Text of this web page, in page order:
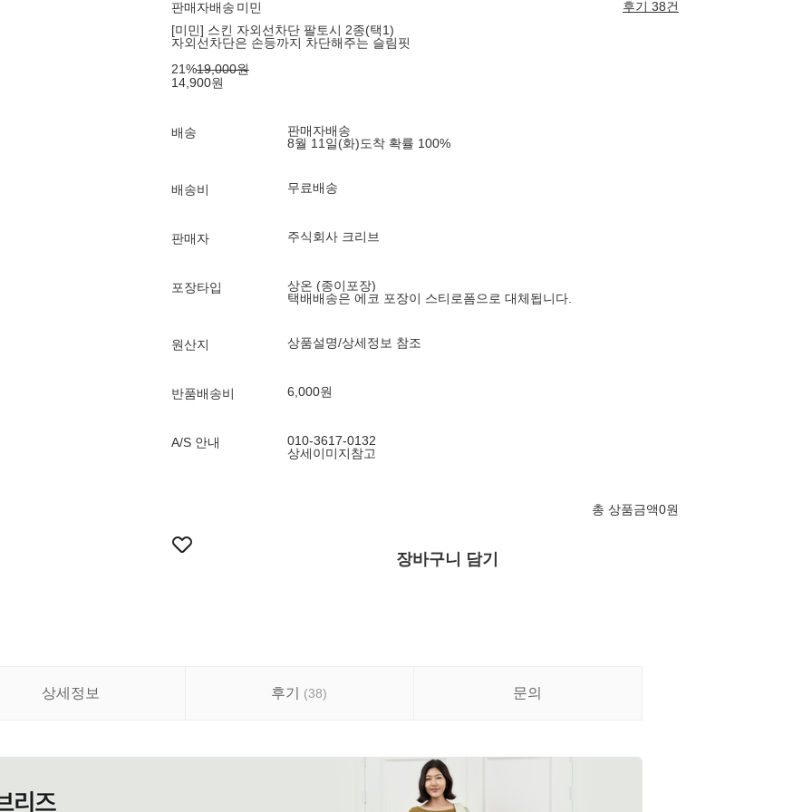
판매자배송 미민
후기 38건
[미민] 스킨 자외선차단 팔토시 2종(택1)
자외선차단은 손등까지 차단해주는 슬림핏
21%19,000원
14,900원
배송
판매자배송
8월 11일(화)도착 확률 100%
배송비 무료배송
판매자 주식회사 크리브
포장타입
상온 (종이포장)
택배배송은 에코 포장이 스티로폼으로 대체됩니다.
원산지 상품설명/상세정보 참조
반품배송비 6,000원
A/S 안내
010-3617-0132
상세이미지참고
총 상품금액0원
장바구니 담기
상세정보 후기 (38) 문의